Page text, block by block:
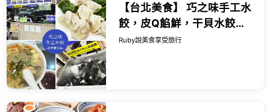
【台北美食】 巧之味手工水
餃，皮Q餡鮮，干貝水餃都
值得一試，酸辣湯也很推薦
Ruby說美食享受旅行